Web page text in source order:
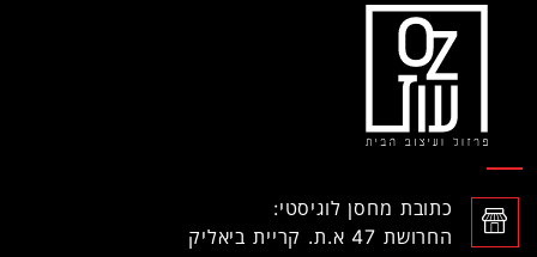
כתובת מחסן לוגיסטי:
החרושת 47 א.ת. קריית ביאליק